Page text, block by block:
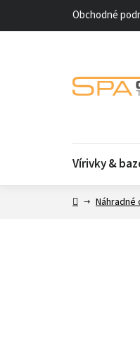
Obchodné
Vírivky &
Domov